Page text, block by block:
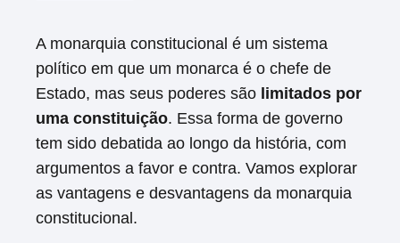
A monarquia constitucional é um sistema
político em que um monarca é o chefe de
Estado, mas seus poderes são limitados por
uma constituição. Essa forma de governo
tem sido debatida ao longo da história, com
argumentos a favor e contra. Vamos explorar
as vantagens e desvantagens da monarquia
constitucional.